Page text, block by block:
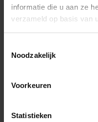
informatie die u aan ze
verzameld op basis van
Noodzakelijk
Voorkeuren
Statistieken